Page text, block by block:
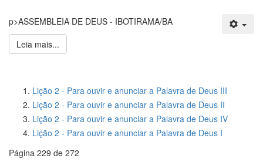
p>ASSEMBLEIA DE DEUS - IBOTIRAMA/BA
Leia mais...
Lição 2 - Para ouvir e anunciar a Palavra de Deus III
Lição 2 - Para ouvir e anunciar a Palavra de Deus II
Lição 2 - Para ouvir e anunciar a Palavra de Deus IV
Lição 2 - Para ouvir e anunciar a Palavra de Deus I
Página 229 de 272